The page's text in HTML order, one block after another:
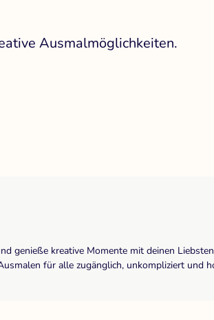
Ausmalmöglichkeiten.
genieße kreative Momente mit deinen
für alle zugänglich, unkompliziert und